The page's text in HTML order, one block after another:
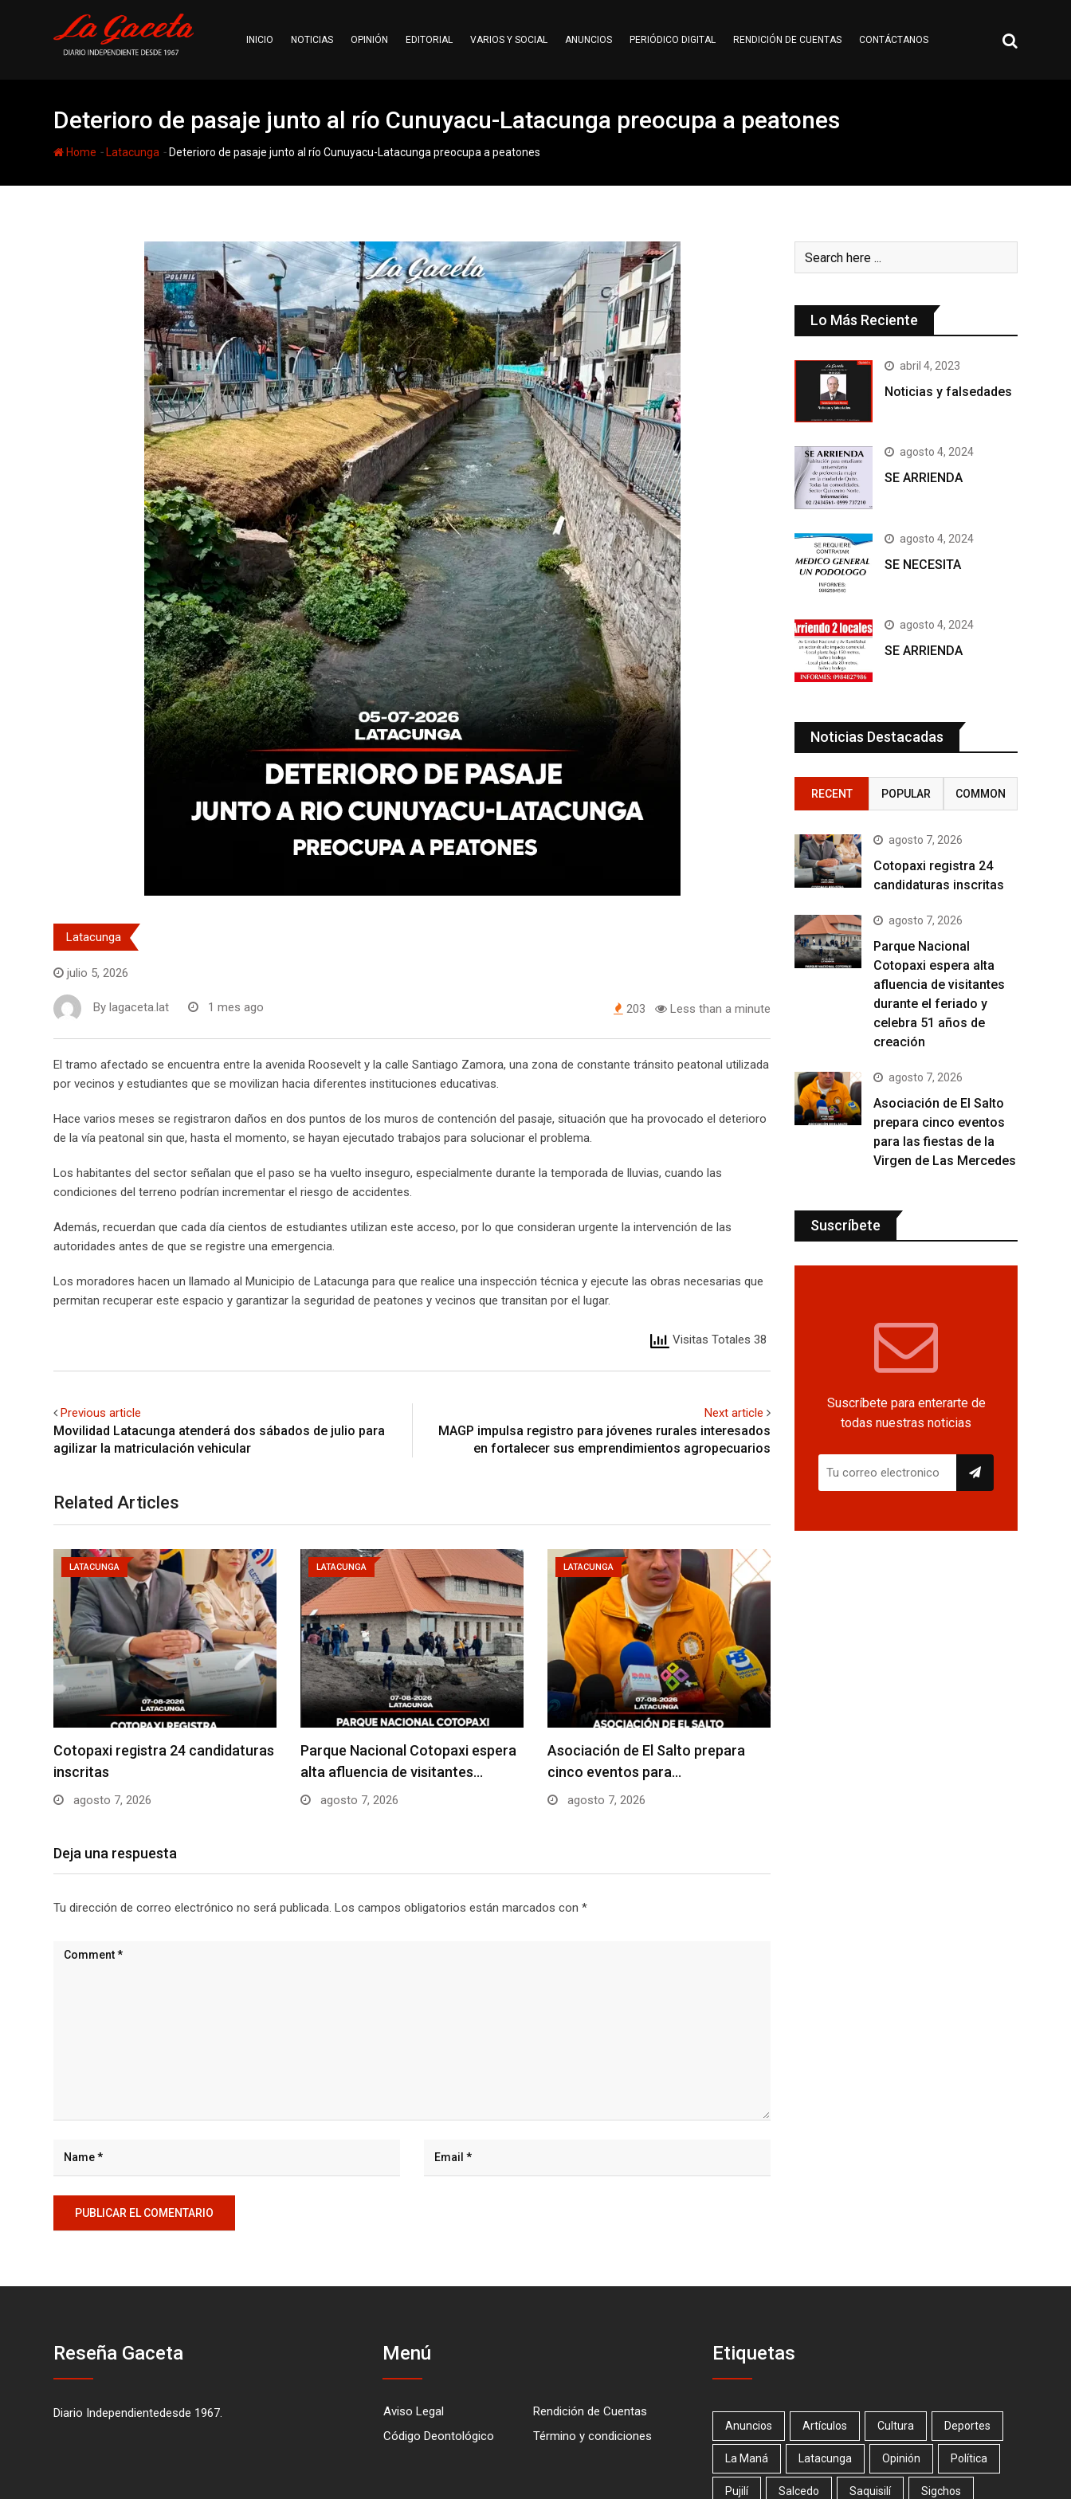
INICIO NOTICIAS OPINIÓN EDITORIAL VARIOS Y SOCIAL ANUNCIOS PERIÓDICO DIGITAL RENDICIÓN DE CUENTAS CONTÁCTANOS
Deterioro de pasaje junto al río Cunuyacu-Latacunga preocupa a peatones
Home - Latacunga - Deterioro de pasaje junto al río Cunuyacu-Latacunga preocupa a peatones
Latacunga
julio 5, 2026
By lagaceta.lat 1 mes ago 203 Less than a minute
El tramo afectado se encuentra entre la avenida Roosevelt y la calle Santiago Zamora, una zona de constante tránsito peatonal utilizada
por vecinos y estudiantes que se movilizan hacia diferentes instituciones educativas.
Hace varios meses se registraron daños en dos puntos de los muros de contención del pasaje, situación que ha provocado el deterioro
de la vía peatonal sin que, hasta el momento, se hayan ejecutado trabajos para solucionar el problema.
Los habitantes del sector señalan que el paso se ha vuelto inseguro, especialmente durante la temporada de lluvias, cuando las
condiciones del terreno podrían incrementar el riesgo de accidentes.
Además, recuerdan que cada día cientos de estudiantes utilizan este acceso, por lo que consideran urgente la intervención de las
autoridades antes de que se registre una emergencia.
Los moradores hacen un llamado al Municipio de Latacunga para que realice una inspección técnica y ejecute las obras necesarias que
permitan recuperar este espacio y garantizar la seguridad de peatones y vecinos que transitan por el lugar.
Visitas Totales 38
Previous article
Movilidad Latacunga atenderá dos sábados de julio para
agilizar la matriculación vehicular
Next article
MAGP impulsa registro para jóvenes rurales interesados
en fortalecer sus emprendimientos agropecuarios
Related Articles
LATACUNGA
Cotopaxi registra 24 candidaturas
inscritas
agosto 7, 2026
LATACUNGA
Parque Nacional Cotopaxi espera
alta afluencia de visitantes…
agosto 7, 2026
LATACUNGA
Asociación de El Salto prepara
cinco eventos para…
agosto 7, 2026
Deja una respuesta
Tu dirección de correo electrónico no será publicada. Los campos obligatorios están marcados con *
Lo Más Reciente
abril 4, 2023
Noticias y falsedades
agosto 4, 2024
SE ARRIENDA
agosto 4, 2024
SE NECESITA
agosto 4, 2024
SE ARRIENDA
Noticias Destacadas
RECENT POPULAR COMMON
agosto 7, 2026
Cotopaxi registra 24
candidaturas inscritas
agosto 7, 2026
Parque Nacional
Cotopaxi espera alta
afluencia de visitantes
durante el feriado y
celebra 51 años de
creación
agosto 7, 2026
Asociación de El Salto
prepara cinco eventos
para las fiestas de la
Virgen de Las Mercedes
Suscríbete
Suscríbete para enterarte de
todas nuestras noticias
Reseña Gaceta
Diario Independientedesde 1967.
Menú
Aviso Legal
Rendición de Cuentas
Código Deontológico
Término y condiciones
Etiquetas
Anuncios Artículos Cultura Deportes
La Maná Latacunga Opinión Política
Pujilí Salcedo Saquisilí Sigchos